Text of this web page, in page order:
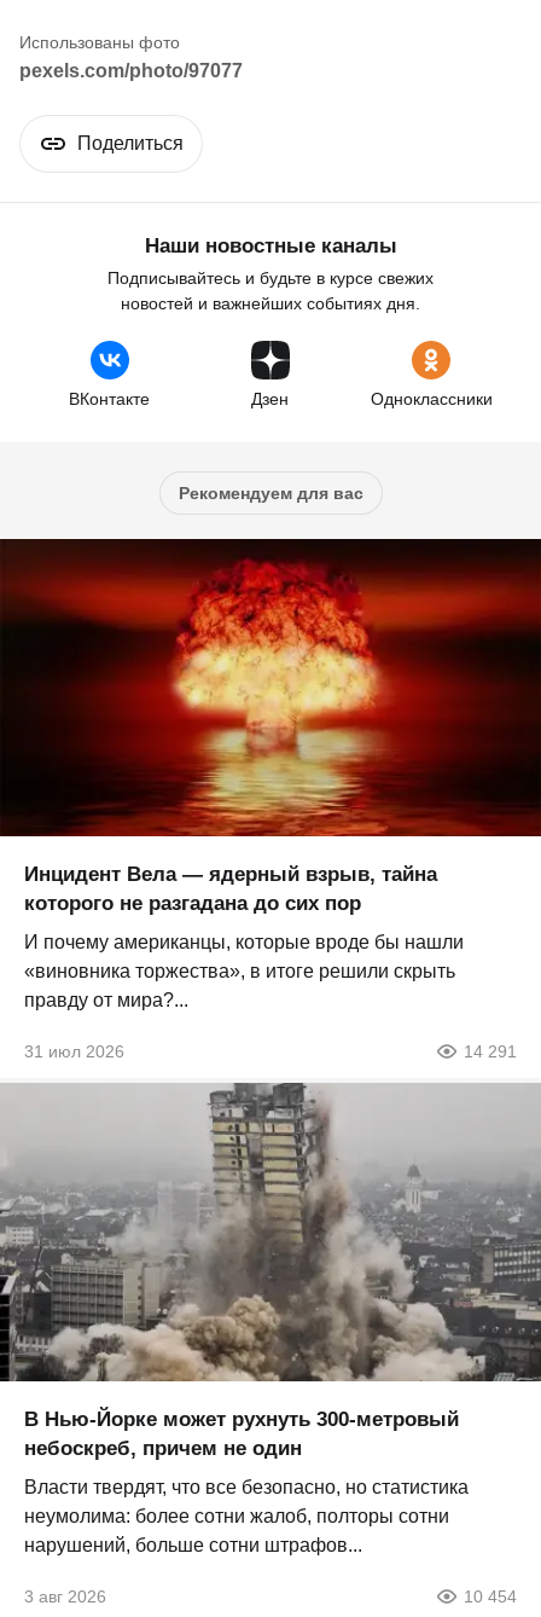
pexels.com/photo/97077
Поделиться
Наши новостные каналы
Подписывайтесь и будьте в курсе свежих
новостей и важнейших событиях дня.
ВКонтакте Дзен Одноклассники
Рекомендуем для вас
Инцидент Вела — ядерный взрыв, тайна
которого не разгадана до сих пор
И почему американцы, которые вроде бы нашли
«виновника торжества», в итоге решили скрыть
правду от мира?...
31 июл 2026 14 291
В Нью-Йорке может рухнуть 300-метровый
небоскреб, причем не один
Власти твердят, что все безопасно, но статистика
неумолима: более сотни жалоб, полторы сотни
нарушений, больше сотни штрафов...
3 авг 2026 10 454